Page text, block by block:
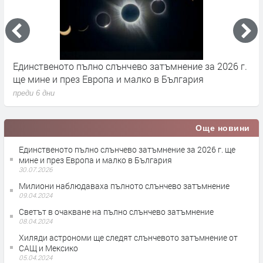
Единственото пълно слънчево затъмнение за 2026 г.
ще мине и през Европа и малко в България
преди 6 дни
Още новини
Единственото пълно слънчево затъмнение за 2026 г. ще
мине и през Европа и малко в България
30.07.2026
Милиони наблюдаваха пълното слънчево затъмнение
09.04.2024
Светът в очакване на пълно слънчево затъмнение
08.04.2024
Хиляди астрономи ще следят слънчевото затъмнение от
САЩ и Мексико
05.04.2024